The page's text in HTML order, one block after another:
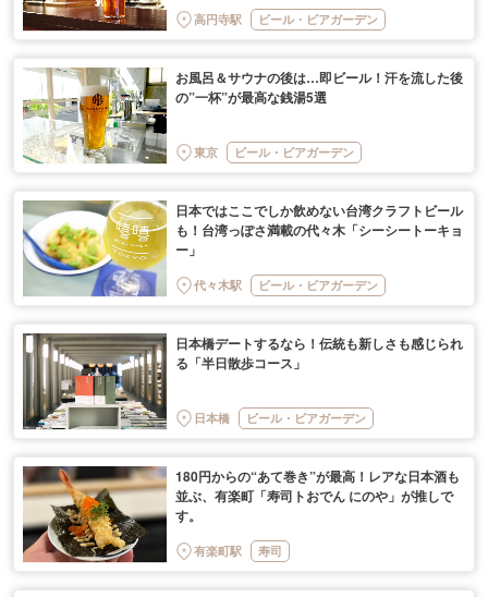
高円寺駅 ビール・ビアガーデン
お風呂＆サウナの後は…即ビール！汗を流した後
の”一杯”が最高な銭湯5選
東京 ビール・ビアガーデン
日本ではここでしか飲めない台湾クラフトビール
も！台湾っぽさ満載の代々木「シーシートーキョ
ー」
代々木駅 ビール・ビアガーデン
日本橋デートするなら！伝統も新しさも感じられ
る「半日散歩コース」
日本橋 ビール・ビアガーデン
180円からの“あて巻き”が最高！レアな日本酒も
並ぶ、有楽町「寿司トおでん にのや」が推しで
す。
有楽町駅 寿司